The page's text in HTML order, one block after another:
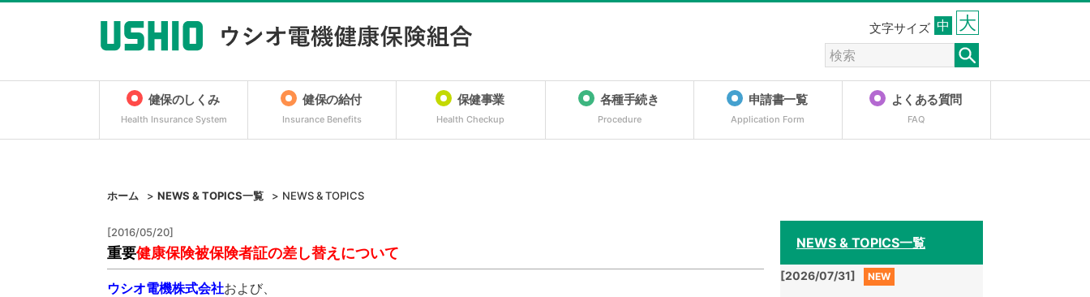
文字サイズ 中 大
健保のしくみ
Health Insurance System
健保の給付
Insurance Benefits
保健事業
Health Checkup
各種手続き
Procedure
申請書一覧
Application Form
よくある質問
FAQ
ホーム NEWS & TOPICS一覧 NEWS & TOPICS
[2016/05/20]
重要健康保険被保険者証の差し替えについて
ウシオ電機株式会社および、
NEWS & TOPICS一覧
[2026/07/31] NEW